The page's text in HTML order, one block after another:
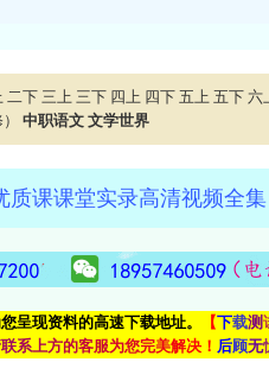
二下 三上 三下 四上 四下 五上 五下 六
中职语文 文学世界
课课堂实录高清视频全集
呈现资料的高速下载地址。 【下载测
联系上方的客服为您完美解决 ！ 后顾无